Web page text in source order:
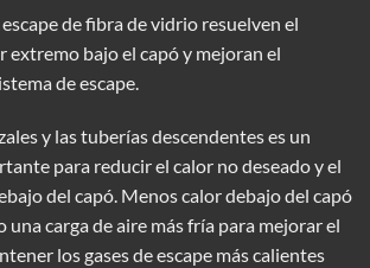
de fibra de vidrio resuelven el
extremo bajo el capó y mejoran el
de escape.
y las tuberías descendentes es un
para reducir el calor no deseado y el
del capó. Menos calor debajo del capó
una carga de aire más fría para mejorar el
los gases de escape más calientes